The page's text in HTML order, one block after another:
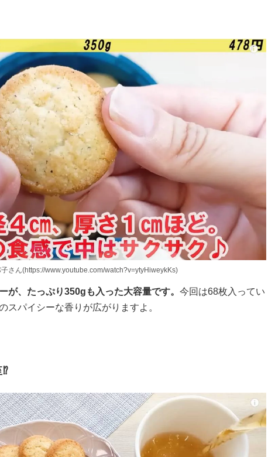
さん(https://www.youtube.com/watch?v=ytyHiweykKs)
が、たっぷり350gも入った大容量です。 今回は68枚入ってい
スパイシーな香りが広がりますよ。
⁉